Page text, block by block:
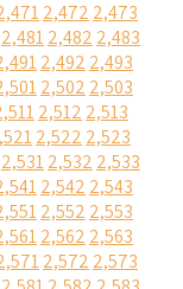
2,472 2,473
2,4812,482 2,483
2,492 2,493
2,502 2,503
2,512 2,513
2,522 2,523
2,5312,532 2,533
2,542 2,543
2,552 2,553
2,562 2,563
2,572 2,573